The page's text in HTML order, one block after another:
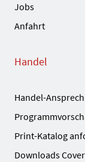
Jobs
Anfahrt
Handel
Handel-
Print-Katalog
Downloads